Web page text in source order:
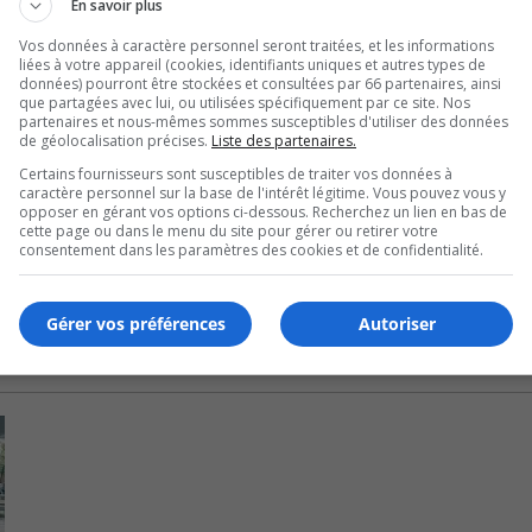
Boulet, concernant l’utilisation d’articles similaires à
du Code du travail.
en 2025 dans les dossiers des CPE et des paramédics.
des salaires minimums d’au moins 20$ de l’heure
En savoir plus
Vos données à caractère personnel seront traitées, et les informations
liées à votre appareil (cookies, identifiants uniques et autres types de
données) pourront être stockées et consultées par 66 partenaires, ainsi
que partagées avec lui, ou utilisées spécifiquement par ce site. Nos
partenaires et nous-mêmes sommes susceptibles d'utiliser des données
de géolocalisation précises. Liste des partenaires.
Certains fournisseurs sont susceptibles de traiter vos données à
caractère personnel sur la base de l'intérêt légitime. Vous pouvez vous y
opposer en gérant vos options ci-dessous. Recherchez un lien en bas de
cette page ou dans le menu du site pour gérer ou retirer votre
consentement dans les paramètres des cookies et de confidentialité.
Autoriser
Gérer vos préférences